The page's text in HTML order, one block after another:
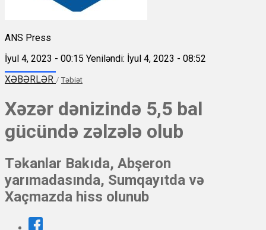
ANS Press
İyul 4, 2023 - 00:15 Yeniləndi: İyul 4, 2023 - 08:52
XƏBƏRLƏR / Təbiət
Xəzər dənizində 5,5 bal
gücündə zəlzələ olub
Təkanlar Bakıda, Abşeron
yarımadasında, Sumqayıtda və
Xaçmazda hiss olunub